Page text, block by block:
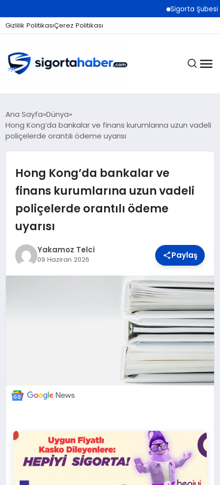
Sigorta Şubesi Nasıl
Gizlilik PolitikasıÇerez Politikası
SIGORTA
EKONOMI
DÜNYA
BILIM VE TEKNOLOJI
Ana Sayfa Dünya
Hong Kong’da bankalar ve finans kurumlarına uzun vadeli
poliçelerde orantılı ödeme uyarısı
Hong Kong’da bankalar ve
finans kurumlarına uzun vadeli
poliçelerde orantılı ödeme
uyarısı
Yakamoz Telci
09 Haziran 2026 Paylaş